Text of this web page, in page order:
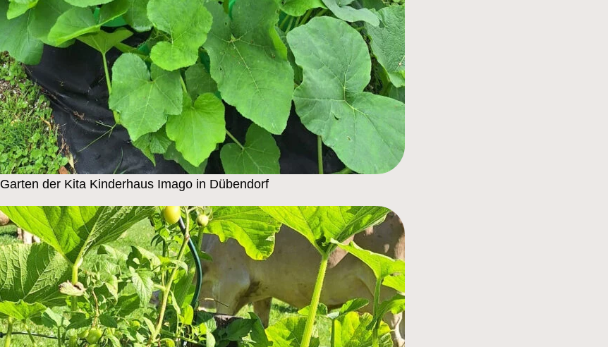
Garten der Kita Kinderhaus Imago in Dübendorf